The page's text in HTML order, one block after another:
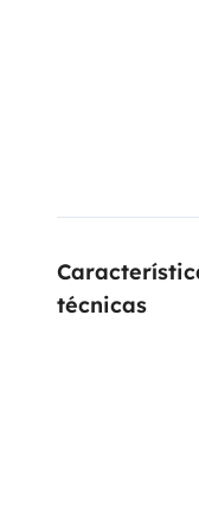
técnicas